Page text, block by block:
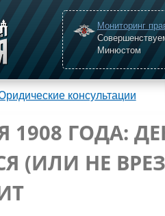
Мониторинг
Минюстом
консультации
1908 ГОДА:
(ИЛИ НЕ